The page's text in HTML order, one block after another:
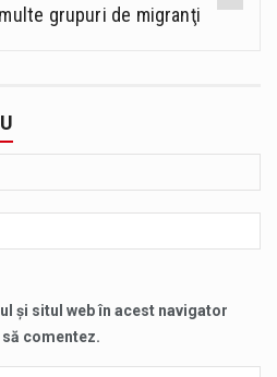
grupuri de migranţi
și situl web în acest navigator
comentez.